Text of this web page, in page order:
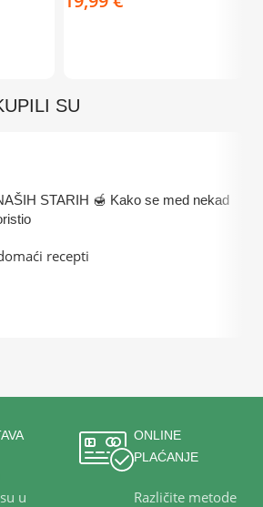
SU
STARIH 🍯 Kako se med nekad
recepti
u
ONLINE
PLAĆANJE
Različite metode